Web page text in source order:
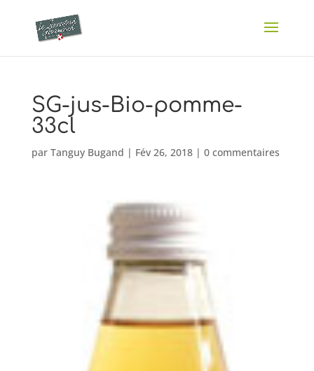
SG-jus-Bio-pomme-
33cl
par Tanguy Bugand | Fév 26, 2018| 0 commentaires